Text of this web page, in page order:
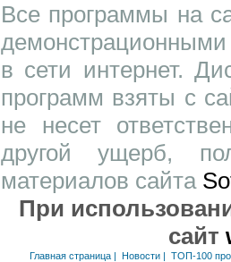
Все программы на
в сети интернет.
программ взяты с
не несет
другой ущерб,
материалов сайта
При
сайт
Главная страница |Новости |ТОП-100